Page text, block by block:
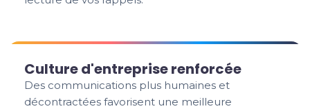
Culture d'entreprise renforcée
Des communications plus humaines et
décontractées favorisent une meilleure